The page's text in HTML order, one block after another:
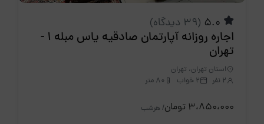
(39 دیدگاه)
اجاره روزانه آپارتمان صادقیه یاس مبله 1 -
تهران
استان تهران، تهران
2 نفر
2 خواب 80 متر
3،850،000 تومان / هرشب